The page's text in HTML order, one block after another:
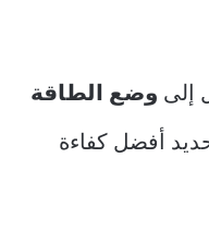
إلى وضع الطاقة
أفضل كفاءة